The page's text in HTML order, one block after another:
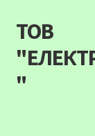
Перейти
до
навігації
Перейти
до
вмісту
ТОВ
"